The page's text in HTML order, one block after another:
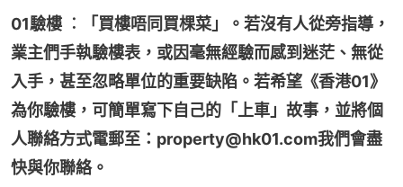
01驗樓 ︰「買樓唔同買棵菜」。若沒有人從旁指導，
業主們手執驗樓表，或因毫無經驗而感到迷茫、無從
入手，甚至忽略單位的重要缺陷。若希望《香港01》
為你驗樓，可簡單寫下自己的「上車」故事，並將個
人聯絡方式電郵至：property@hk01.com我們會盡
快與你聯絡。